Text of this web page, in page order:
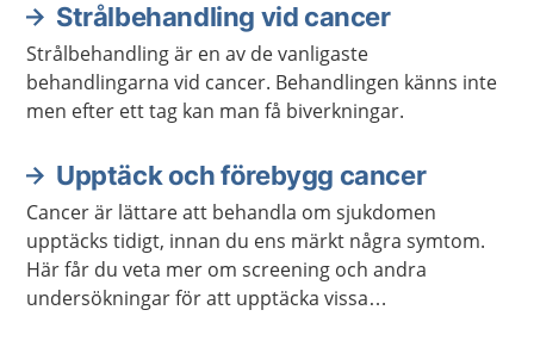
Strålbehandling vid cancer
Strålbehandling är en av de vanligaste
behandlingarna vid cancer. Behandlingen känns inte
men efter ett tag kan man få biverkningar.
Upptäck och förebygg cancer
Cancer är lättare att behandla om sjukdomen
upptäcks tidigt, innan du ens märkt några symtom.
Här får du veta mer om screening och andra
undersökningar för att upptäcka vissa